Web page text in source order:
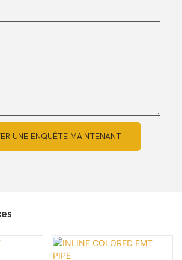
UNE ENQUÊTE MAINTENANT